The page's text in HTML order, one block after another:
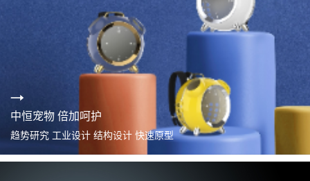
中恒宠物 倍加呵护
趋势研究 工业设计 结构设计 快速原型